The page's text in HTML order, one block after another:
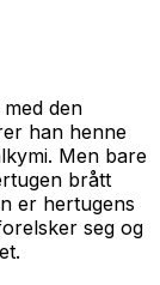
den
han henne
Men bare
brått
er hertugens
seg og